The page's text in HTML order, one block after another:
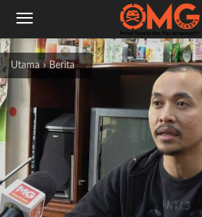
Utama Berita